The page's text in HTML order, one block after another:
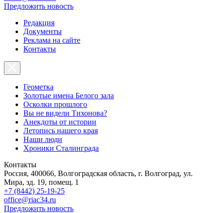
Предложить новость
Редакция
Документы
Реклама на сайте
Контакты
Геометка
Золотые имена Белого зала
Осколки прошлого
Вы не видели Тихонова?
Анекдоты от истории
Летопись нашего края
Наши люди
Хроники Сталинграда
Контакты
Россия, 400066, Волгоградская область, г. Волгоград, ул.
Мира, зд. 19, помещ. 1
+7 (8442) 25-19-25
office@riac34.ru
Предложить новость